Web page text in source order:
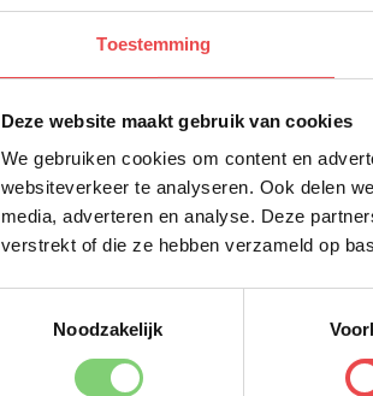
Toestemming
Deze website maakt gebruik van cookies
We gebruiken cookies om content en
websiteverkeer te analyseren. Ook delen
media, adverteren en analyse. Deze
verstrekt of die ze hebben verzameld op
Noodzakelijk
te trekken. Het resultaat is botermals,
Wij willen jou graag de
BBQuality daarom omgedoopt tot
artikelen van deze maand.